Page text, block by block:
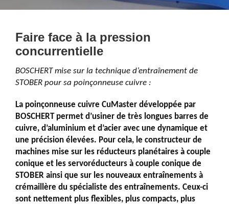
Faire face à la pression
concurrentielle
BOSCHERT mise sur la technique d’entraînement de
STOBER pour sa poinçonneuse cuivre :
La poinçonneuse cuivre CuMaster développée par
BOSCHERT permet d’usiner de très longues barres de
cuivre, d’aluminium et d’acier avec une dynamique et
une précision élevées. Pour cela, le constructeur de
machines mise sur les réducteurs planétaires à couple
conique et les servoréducteurs à couple conique de
STOBER ainsi que sur les nouveaux entraînements à
crémaillère du spécialiste des entraînements. Ceux-ci
sont nettement plus flexibles, plus compacts, plus